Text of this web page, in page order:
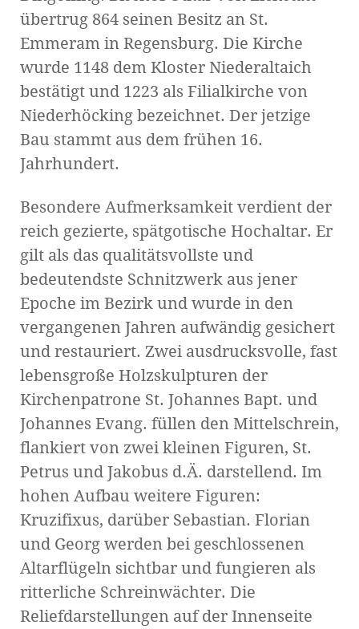
übertrug 864 seinen Besitz an St.
Emmeram in Regensburg. Die Kirche
wurde 1148 dem Kloster Niederaltaich
bestätigt und 1223 als Filialkirche von
Niederhöcking bezeichnet. Der jetzige
Bau stammt aus dem frühen 16.
Jahrhundert.
Besondere Aufmerksamkeit verdient der
reich gezierte, spätgotische Hochaltar. Er
gilt als das qualitätsvollste und
bedeutendste Schnitzwerk aus jener
Epoche im Bezirk und wurde in den
vergangenen Jahren aufwändig gesichert
und restauriert. Zwei ausdrucksvolle, fast
lebensgroße Holzskulpturen der
Kirchenpatrone St. Johannes Bapt. und
Johannes Evang. füllen den Mittelschrein,
flankiert von zwei kleinen Figuren, St.
Petrus und Jakobus d.Ä. darstellend. Im
hohen Aufbau weitere Figuren:
Kruzifixus, darüber Sebastian. Florian
und Georg werden bei geschlossenen
Altarflügeln sichtbar und fungieren als
ritterliche Schreinwächter. Die
Reliefdarstellungen auf der Innenseite